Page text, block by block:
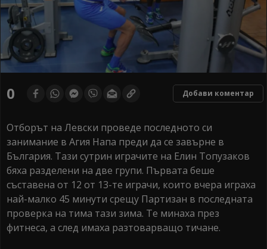
0 Добави коментар
Отборът на Левски проведе последното си
занимание в Агия Напа преди да се завърне в
България. Тази сутрин играчите на Елин Топузаков
бяха разделени на две групи. Първата беше
съставена от 12 от 13-те играчи, които вчера играха
най-малко 45 минути срещу Партизан в последната
проверка на тима тази зима. Те минаха през
фитнеса, а след имаха разтоварващо тичане.